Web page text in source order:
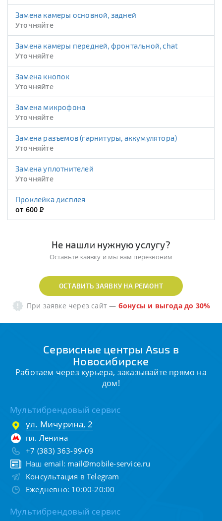
Замена камеры основной, задней
Уточняйте
Замена камеры передней, фронтальной, chat
Уточняйте
Замена кнопок
Уточняйте
Замена микрофона
Уточняйте
Замена разъемов (гарнитуры, аккумулятора)
Уточняйте
Замена уплотнителей
Уточняйте
Проклейка дисплея
от 600Р
Не нашли нужную услугу?
Оставьте заявку и мы вам перезвоним
ОСТАВИТЬ ЗАЯВКУ НА РЕМОНТ
При заявке через сайт — бонусы и выгода до 30%
Сервисные центры Asus в
Новосибирске
Работаем через курьера, заказывайте прямо на
дом!
Мультибрендовый сервис
ул. Мичурина, 2
пл. Ленина
+7 (383) 363-99-09
Наш email: mail@mobile-service.ru
Консультация в Telegram
Ежедневно: 10:00-20:00
Мультибрендовый сервис